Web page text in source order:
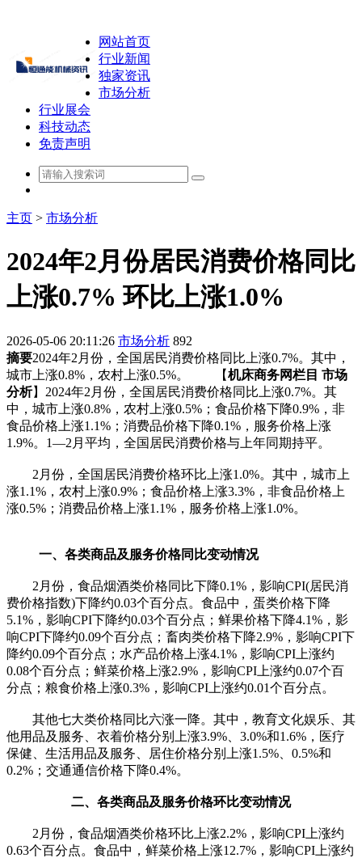
网站首页
行业新闻
独家资讯
市场分析
行业展会
科技动态
免责声明
主页 > 市场分析
2024年2月份居民消费价格同比
上涨0.7% 环比上涨1.0%
2026-05-06 20:11:26 市场分析 892
摘要2024年2月份，全国居民消费价格同比上涨0.7%。其中，
城市上涨0.8%，农村上涨0.5%。 【机床商务网栏目 市场
分析】2024年2月份，全国居民消费价格同比上涨0.7%。其
中，城市上涨0.8%，农村上涨0.5%；食品价格下降0.9%，非
食品价格上涨1.1%；消费品价格下降0.1%，服务价格上涨
1.9%。1­­—2月平均，全国居民消费价格与上年同期持平。
2月份，全国居民消费价格环比上涨1.0%。其中，城市上
涨1.1%，农村上涨0.9%；食品价格上涨3.3%，非食品价格上
涨0.5%；消费品价格上涨1.1%，服务价格上涨1.0%。
一、各类商品及服务价格同比变动情况
2月份，食品烟酒类价格同比下降0.1%，影响CPI(居民消
费价格指数)下降约0.03个百分点。食品中，蛋类价格下降
5.1%，影响CPI下降约0.03个百分点；鲜果价格下降4.1%，影
响CPI下降约0.09个百分点；畜肉类价格下降2.9%，影响CPI下
降约0.09个百分点；水产品价格上涨4.1%，影响CPI上涨约
0.08个百分点；鲜菜价格上涨2.9%，影响CPI上涨约0.07个百
分点；粮食价格上涨0.3%，影响CPI上涨约0.01个百分点。
其他七大类价格同比六涨一降。其中，教育文化娱乐、其
他用品及服务、衣着价格分别上涨3.9%、3.0%和1.6%，医疗
保健、生活用品及服务、居住价格分别上涨1.5%、0.5%和
0.2%；交通通信价格下降0.4%。
二、各类商品及服务价格环比变动情况
2月份，食品烟酒类价格环比上涨2.2%，影响CPI上涨约
0.63个百分点。食品中，鲜菜价格上涨12.7%，影响CPI上涨约